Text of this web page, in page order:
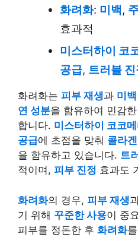
화려화: 미백,
효과적
미스터하이 코
공급, 트러블 진
화려화는 피부 재생과 미백
연 성분을 함유하여 민감
합니다. 미스터하이 코코메
공급에 초점을 맞춰 콜라겐
을 함유하고 있습니다. 트
적이며, 피부 진정 효과도
화려화의 경우, 피부 재생
기 위해 꾸준한 사용이 중
피부를 정돈한 후 화려화를